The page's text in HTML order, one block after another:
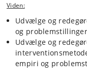
Viden:
Udvælge og
og
Udvælge og
empiri og